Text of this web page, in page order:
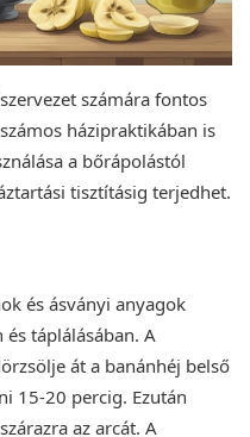
számára fontos
házipraktikában is
a bőrápolástól
tisztításig terjedhet.
és ásványi anyagok
táplálásában. A
át a banánhéj belső
15-20 percig. Ezután
az arcát. A